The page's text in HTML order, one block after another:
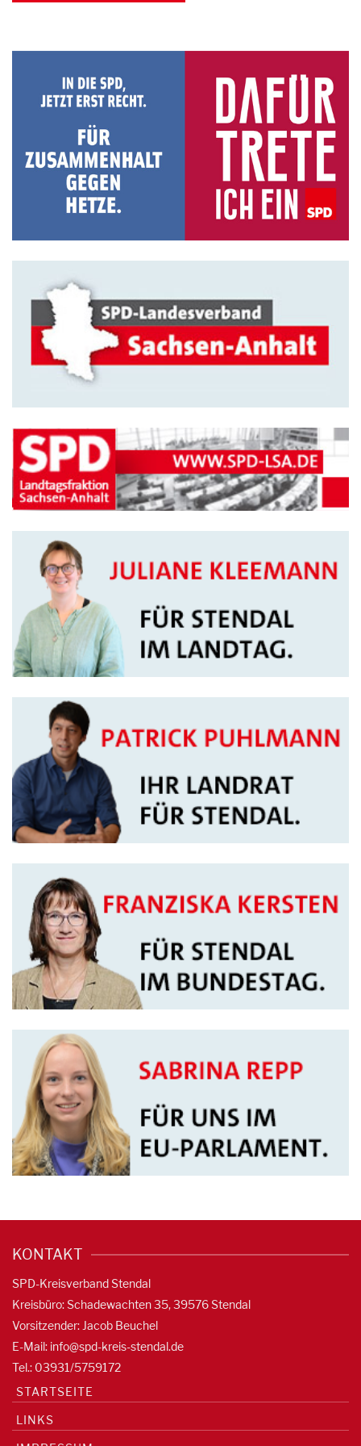
KONTAKT
SPD-Kreisverband Stendal
Kreisbüro: Schadewachten 35, 39576 Stendal
Vorsitzender: Jacob Beuchel
E-Mail: info@spd-kreis-stendal.de
Tel.: 03931/5759172
STARTSEITE
LINKS